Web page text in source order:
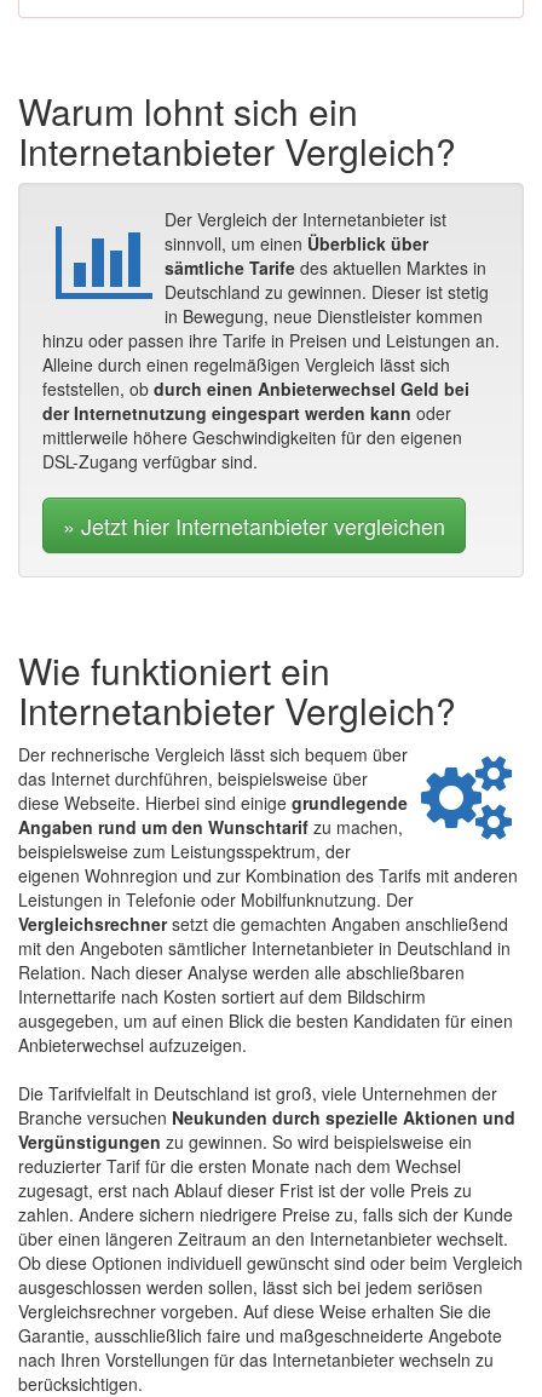
Warum lohnt sich ein
Internetanbieter Vergleich?
Der Vergleich der Internetanbieter ist
sinnvoll, um einen Überblick über
sämtliche Tarife des aktuellen Marktes in
Deutschland zu gewinnen. Dieser ist stetig
in Bewegung, neue Dienstleister kommen
hinzu oder passen ihre Tarife in Preisen und Leistungen an.
Alleine durch einen regelmäßigen Vergleich lässt sich
feststellen, ob durch einen Anbieterwechsel Geld bei
der Internetnutzung eingespart werden kann oder
mittlerweile höhere Geschwindigkeiten für den eigenen
DSL-Zugang verfügbar sind.
» Jetzt hier Internetanbieter vergleichen
Wie funktioniert ein
Internetanbieter Vergleich?
Der rechnerische Vergleich lässt sich bequem über
das Internet durchführen, beispielsweise über
diese Webseite. Hierbei sind einige grundlegende
Angaben rund um den Wunschtarif zu machen,
beispielsweise zum Leistungsspektrum, der
eigenen Wohnregion und zur Kombination des Tarifs mit anderen
Leistungen in Telefonie oder Mobilfunknutzung. Der
Vergleichsrechnersetzt die gemachten Angaben anschließend
mit den Angeboten sämtlicher Internetanbieter in Deutschland in
Relation. Nach dieser Analyse werden alle abschließbaren
Internettarife nach Kosten sortiert auf dem Bildschirm
ausgegeben, um auf einen Blick die besten Kandidaten für einen
Anbieterwechsel aufzuzeigen.
Die Tarifvielfalt in Deutschland ist groß, viele Unternehmen der
Branche versuchen Neukunden durch spezielle Aktionen und
Vergünstigungen zu gewinnen. So wird beispielsweise ein
reduzierter Tarif für die ersten Monate nach dem Wechsel
zugesagt, erst nach Ablauf dieser Frist ist der volle Preis zu
zahlen. Andere sichern niedrigere Preise zu, falls sich der Kunde
über einen längeren Zeitraum an den Internetanbieter wechselt.
Ob diese Optionen individuell gewünscht sind oder beim Vergleich
ausgeschlossen werden sollen, lässt sich bei jedem seriösen
Vergleichsrechner vorgeben. Auf diese Weise erhalten Sie die
Garantie, ausschließlich faire und maßgeschneiderte Angebote
nach Ihren Vorstellungen für das Internetanbieter wechseln zu
berücksichtigen.